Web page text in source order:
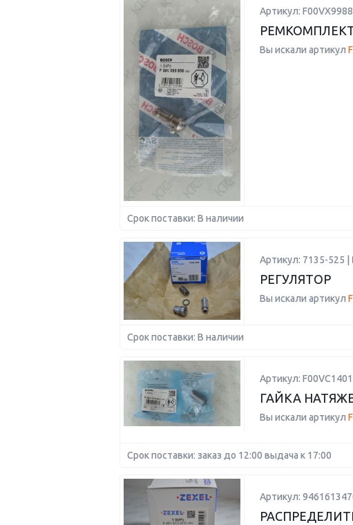
Артикул:
Вы искали артикул
Срок поставки: В наличии
Артикул: 7135-525 |
РЕГУЛЯТОР
Вы искали артикул
Срок поставки: В наличии
Артикул:
ГАЙКА
Вы искали артикул
Срок поставки: заказ до 12:00 выдача к 17:00
Артикул: